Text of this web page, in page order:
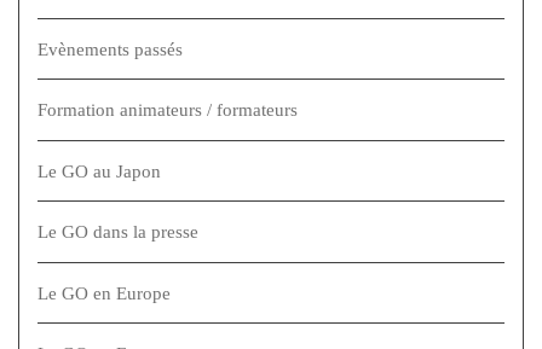
Evènements passés
Formation animateurs / formateurs
Le GO au Japon
Le GO dans la presse
Le GO en Europe